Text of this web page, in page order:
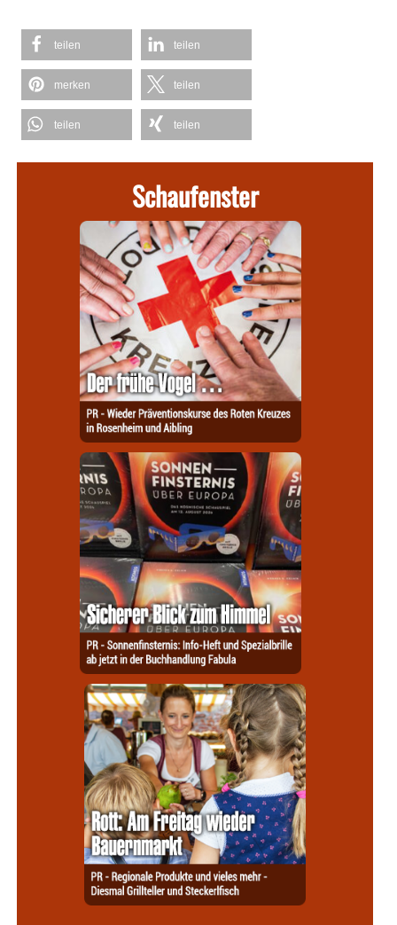
teilen teilen
merken teilen
teilen teilen
Schaufenster